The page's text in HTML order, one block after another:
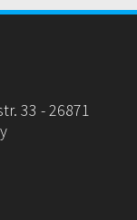
33 - 26871